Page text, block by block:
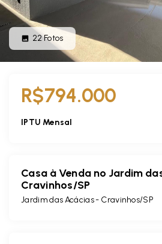
22Fotos
R$794.000
IPTU Mensal
Casa à Venda no Jardim
Cravinhos/SP
Jardim das Acácias - Cravinhos/SP